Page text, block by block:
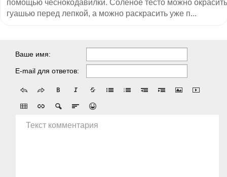
помощью чеснокодавилки. Соленое тесто можно окрасить
гуашью перед лепкой, а можно раскрасить уже п...
Ваше имя:
E-mail для ответов:
Текст комментария